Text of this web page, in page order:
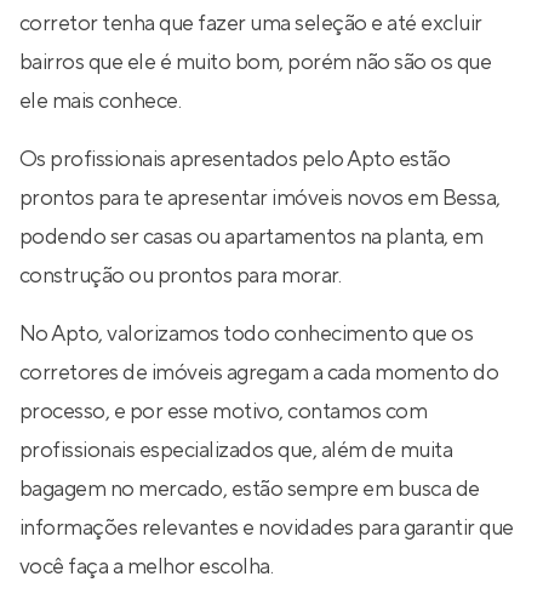
corretor tenha que fazer uma seleção e até excluir
bairros que ele é muito bom, porém não são os que
ele mais conhece.
Os profissionais apresentados pelo Apto estão
prontos para te apresentar imóveis novos em Bessa,
podendo ser casas ou apartamentos na planta, em
construção ou prontos para morar.
No Apto, valorizamos todo conhecimento que os
corretores de imóveis agregam a cada momento do
processo, e por esse motivo, contamos com
profissionais especializados que, além de muita
bagagem no mercado, estão sempre em busca de
informações relevantes e novidades para garantir que
você faça a melhor escolha.